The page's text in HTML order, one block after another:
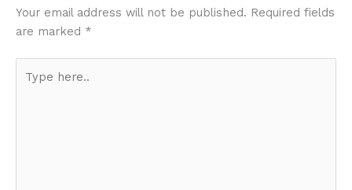
Your email address will not be published. Required fields
are marked *
here..